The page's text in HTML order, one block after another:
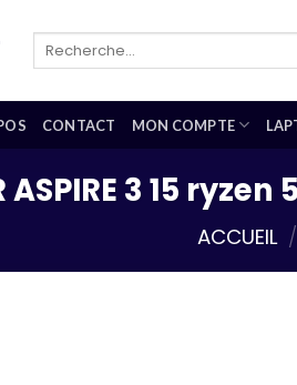
Recherche
CONTACT MON COMPTE
ASPIRE 3 15
ACCUEIL /